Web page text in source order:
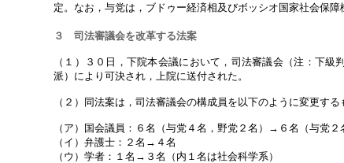
定。なお，与党は，ブドゥー経済相及びボッシオ国家社会保
３ 司法審議会を改革する法案
（１）３０日，下院本会議において，司法審議会（注：下
派）により可決され，上院に送付された。
（２）同法案は，司法審議会の構成員を以下のように変更する
（ア）国会議員：６名（与党４名，野党２名）→６名（与党２
（イ）弁護士：２名→４名
（ウ）学者：１名→３名（内１名は社会科学系）